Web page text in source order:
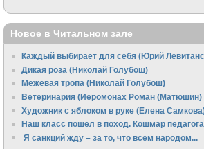
Новое в Читальном зале
Каждый выбирает для себя (Юрий
Дикая роза (Николай Голубош)
Межевая тропа (Николай Голубош)
Ветеринария (Иеромонах Роман (Матюшин)
Художник с яблоком в руке (Елена
Наш класс пошёл в поход. Кошмар педагога
Я санкций жду – за то, что всем народом...